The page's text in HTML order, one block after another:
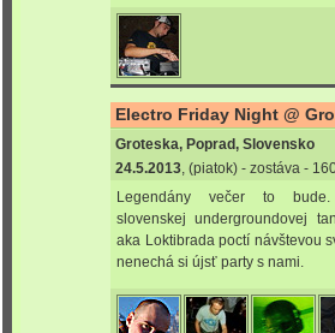
Electro Friday Night @
Groteska, Poprad, Slovensko
24.5.2013, (piatok) - zostáva -
Legendány večer to
slovenskej undergroundovej
aka Loktibrada poctí návštevou
nenechá si újsť party s nami.